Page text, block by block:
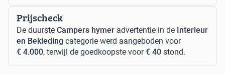
Prijscheck
De duurste Campers hymer advertentie in de Interieur
en Bekleding categorie werd aangeboden voor
€ 4.000, terwijl de goedkoopste voor€ 40 stond.